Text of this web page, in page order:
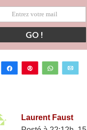
GO !
Partagez Partagez Épingle WhatsApp
Laurent Faust